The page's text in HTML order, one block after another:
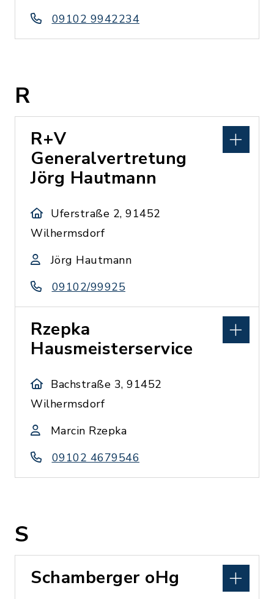
09102 9942234
R
R+V
Generalvertretung
Jörg Hautmann
Uferstraße 2, 91452
Wilhermsdorf
Jörg Hautmann
09102/99925
Rzepka
Hausmeisterservice
Bachstraße 3, 91452
Wilhermsdorf
Marcin Rzepka
09102 4679546
S
Schamberger oHg